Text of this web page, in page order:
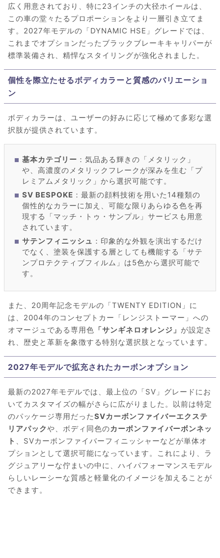
広く用意されており、特に23インチの大径ホイールは、
この車の堂々たるプロポーションをより一層引き立てま
す。2027年モデルの「DYNAMIC HSE」グレードでは、
これまでオプションだったブラックブレーキキャリパーが
標準装備され、精悍なスタイリングが強化されました。
個性を際立たせるボディカラーと質感のバリエーショ
ン
ボディカラーは、ユーザーの好みに応じて極めて多彩な選
択肢が提供されています。
基本カテゴリー ：気品ある輝きの「メタリック」
や、高濃度のメタリックフレークが深みを生む「プ
レミアムメタリック」から選択可能です。
SV BESPOKE ：最新の顔料技術を用いた14種類の
個性的なカラーに加え、可能な限りあらゆる色を再
現する「マッチ・トゥ・サンプル」サービスも用意
されています。
サテンフィニッシュ ：印象的な外観を演出するだけ
でなく、塗装を保護する層としても機能する「サテ
ンプロテクティブフィルム」は5色から選択可能で
す。
また、20周年記念モデルの「TWENTY EDITION」に
は、2004年のコンセプトカー「レンジストーマー」への
オマージュである専用色 「サンギネロオレンジ」 が設定さ
れ、歴史と革新を象徴する特別な選択肢となっています。
2027年モデルで拡充されたカーボンオプション
最新の2027年モデルでは、最上位の「SV」グレードにお
いてカスタマイズの幅がさらに広がりました。以前は特定
のパッケージ専用だったSVカーボンファイバーエクステ
リアパックや、ボディ同色のカーボンファイバーボンネッ
ト 、SVカーボンファイバーフィニッシャーなどが単体オ
プションとして選択可能になっています。これにより、ラ
グジュアリーな佇まいの中に、ハイパフォーマンスモデル
らしいレーシーな質感と軽量化のイメージを加えることが
できます。